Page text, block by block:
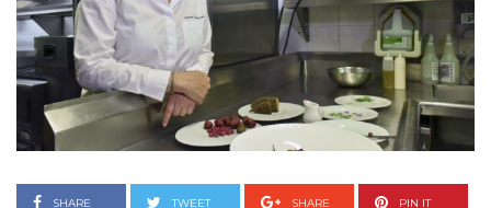
SHARE TWEET SHARE PIN IT